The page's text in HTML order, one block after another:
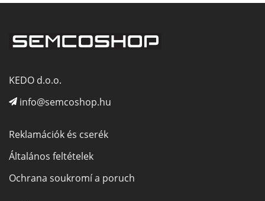
KEDO d.o.o.
info@semcoshop.hu
Reklamációk és cserék
Általános feltételek
Ochrana soukromí a poruch